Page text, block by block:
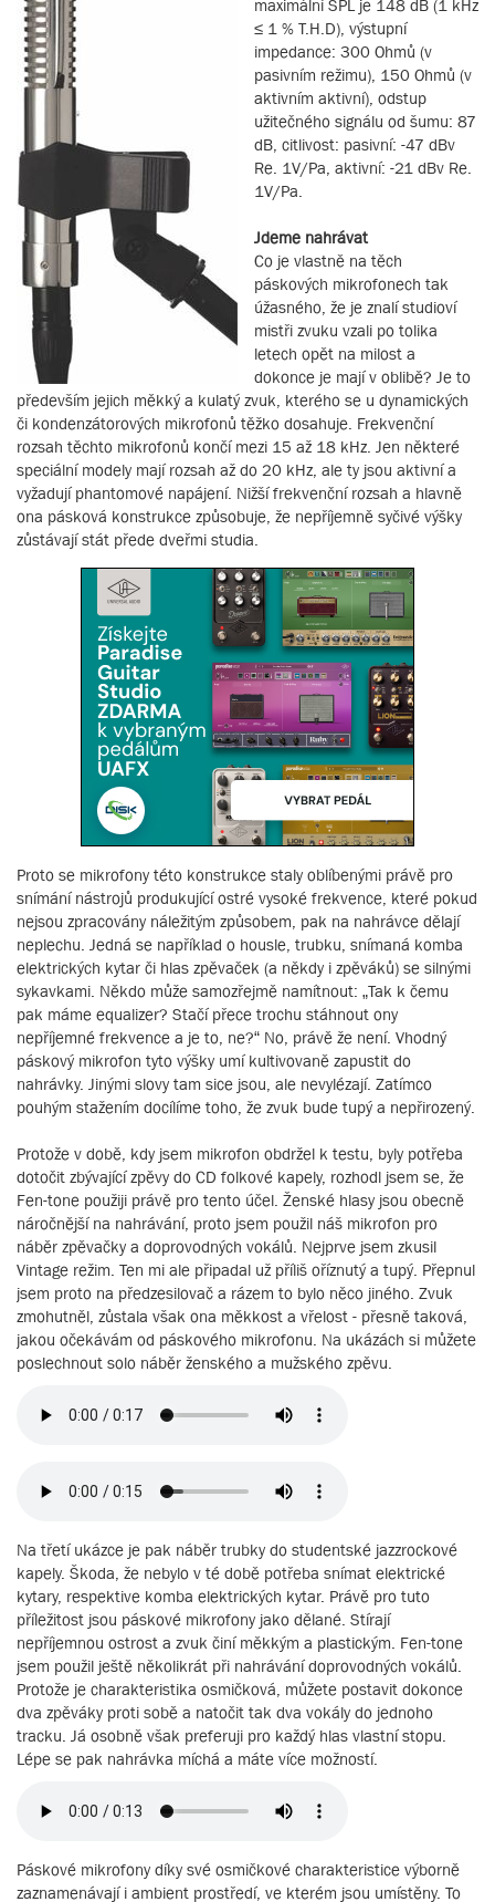
maximální SPL je 148 dB (1 kHz
≤ 1 % T.H.D), výstupní
impedance: 300 Ohmů (v
pasivním režimu), 150 Ohmů (v
aktivním aktivní), odstup
užitečného signálu od šumu: 87
dB, citlivost: pasivní: -47 dBv
Re. 1V/Pa, aktivní: -21 dBv Re.
1V/Pa.
Jdeme nahrávat
Co je vlastně na těch
páskových mikrofonech tak
úžasného, že je znalí studioví
mistři zvuku vzali po tolika
letech opět na milost a
dokonce je mají v oblibě? Je to
především jejich měkký a kulatý zvuk, kterého se u dynamických
či kondenzátorových mikrofonů těžko dosahuje. Frekvenční
rozsah těchto mikrofonů končí mezi 15 až 18 kHz. Jen některé
speciální modely mají rozsah až do 20 kHz, ale ty jsou aktivní a
vyžadují phantomové napájení. Nižší frekvenční rozsah a hlavně
ona pásková konstrukce způsobuje, že nepříjemně syčivé výšky
zůstávají stát přede dveřmi studia.
Proto se mikrofony této konstrukce staly oblíbenými právě pro
snímání nástrojů produkující ostré vysoké frekvence, které pokud
nejsou zpracovány náležitým způsobem, pak na nahrávce dělají
neplechu. Jedná se například o housle, trubku, snímaná komba
elektrických kytar či hlas zpěvaček (a někdy i zpěváků) se silnými
sykavkami. Někdo může samozřejmě namítnout: „Tak k čemu
pak máme equalizer? Stačí přece trochu stáhnout ony
nepříjemné frekvence a je to, ne?“ No, právě že není. Vhodný
páskový mikrofon tyto výšky umí kultivovaně zapustit do
nahrávky. Jinými slovy tam sice jsou, ale nevylézají. Zatímco
pouhým stažením docílíme toho, že zvuk bude tupý a nepřirozený.
Protože v době, kdy jsem mikrofon obdržel k testu, byly potřeba
dotočit zbývající zpěvy do CD folkové kapely, rozhodl jsem se, že
Fen-tone použiji právě pro tento účel. Ženské hlasy jsou obecně
náročnější na nahrávání, proto jsem použil náš mikrofon pro
náběr zpěvačky a doprovodných vokálů. Nejprve jsem zkusil
Vintage režim. Ten mi ale připadal už příliš oříznutý a tupý. Přepnul
jsem proto na předzesilovač a rázem to bylo něco jiného. Zvuk
zmohutněl, zůstala však ona měkkost a vřelost - přesně taková,
jakou očekávám od páskového mikrofonu. Na ukázách si můžete
poslechnout solo náběr ženského a mužského zpěvu.
Na třetí ukázce je pak náběr trubky do studentské jazzrockové
kapely. Škoda, že nebylo v té době potřeba snímat elektrické
kytary, respektive komba elektrických kytar. Právě pro tuto
příležitost jsou páskové mikrofony jako dělané. Stírají
nepříjemnou ostrost a zvuk činí měkkým a plastickým. Fen-tone
jsem použil ještě několikrát při nahrávání doprovodných vokálů.
Protože je charakteristika osmičková, můžete postavit dokonce
dva zpěváky proti sobě a natočit tak dva vokály do jednoho
tracku. Já osobně však preferuji pro každý hlas vlastní stopu.
Lépe se pak nahrávka míchá a máte více možností.
Páskové mikrofony díky své osmičkové charakteristice výborně
zaznamenávají i ambient prostředí, ve kterém jsou umístěny. To